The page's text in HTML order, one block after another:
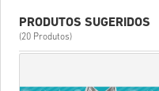
PRODUTOS SUGERIDOS
(20 Produtos)